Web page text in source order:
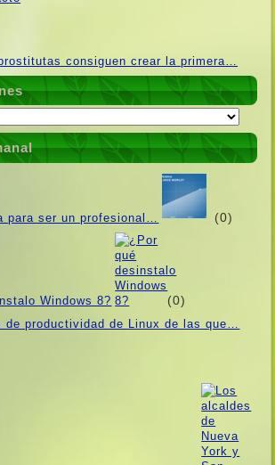
consiguen crear la primera…
para ser un profesional… (0)
Windows 8? (0)
de productividad de Linux de las que…